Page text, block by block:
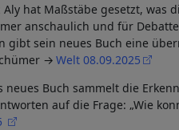
Aly hat Maßstäbe gesetzt, was
anschaulich und für
gibt sein neues Buch eine
Welt 08.09.2025
neues Buch sammelt die
auf die Frage: „Wie